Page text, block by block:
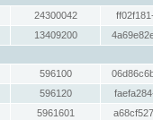
24300042
13409200
596100
596120
5961601